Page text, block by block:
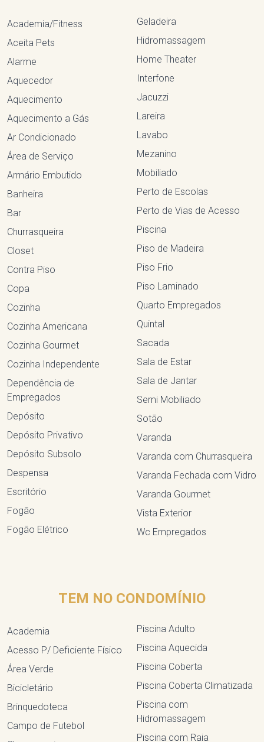
Academia/Fitness
Aceita Pets
Alarme
Aquecedor
Aquecimento
Aquecimento a Gás
Ar Condicionado
Área de Serviço
Armário Embutido
Banheira
Bar
Churrasqueira
Closet
Contra Piso
Copa
Cozinha
Cozinha Americana
Cozinha Gourmet
Cozinha Independente
Dependência de
Empregados
Depósito
Depósito Privativo
Depósito Subsolo
Despensa
Escritório
Fogão
Fogão Elétrico
Geladeira
Hidromassagem
Home Theater
Interfone
Jacuzzi
Lareira
Lavabo
Mezanino
Mobiliado
Perto de Escolas
Perto de Vias de Acesso
Piscina
Piso de Madeira
Piso Frio
Piso Laminado
Quarto Empregados
Quintal
Sacada
Sala de Estar
Sala de Jantar
Semi Mobiliado
Sotão
Varanda
Varanda com Churrasqueira
Varanda Fechada com Vidro
Varanda Gourmet
Vista Exterior
Wc Empregados
TEM NO CONDOMÍNIO
Academia
Acesso P/ Deficiente Físico
Área Verde
Bicicletário
Brinquedoteca
Campo de Futebol
Piscina Adulto
Piscina Aquecida
Piscina Coberta
Piscina Coberta Climatizada
Piscina com
Hidromassagem
Piscina com Raia